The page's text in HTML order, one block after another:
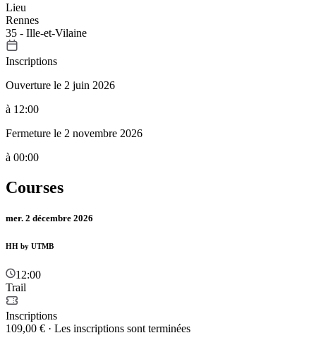
Lieu
Rennes
35 - Ille-et-Vilaine
Inscriptions
Ouverture le 2 juin 2026
à 12:00
Fermeture le 2 novembre 2026
à 00:00
Courses
mer. 2 décembre 2026
HH by UTMB
12:00
Trail
Inscriptions
109,00 € · Les inscriptions sont terminées